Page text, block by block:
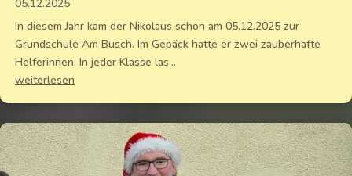
05.12.2025
In diesem Jahr kam der Nikolaus schon am 05.12.2025 zur
Grundschule Am Busch. Im Gepäck hatte er zwei zauberhafte
Helferinnen. In jeder Klasse las...
weiterlesen